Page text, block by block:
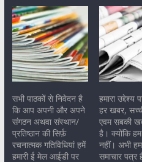
सभी पाठकों से निवेदन है
कि आप अपनी और अपने
संगठन अथवा संस्थान/
प्रतिष्ठान की सिर्फ़
रचनात्मक गतिविधियां हमें
हमारी ई मेल आईडी पर
हमारा उद्देश्य
हर खबर,
एवम सबकी
है। क्योंकि हम
नहीं। अभी हम
समाचार पत्र